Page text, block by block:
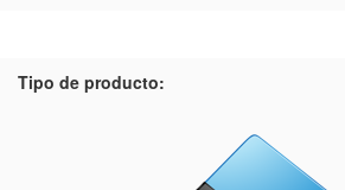
Tipo de producto: